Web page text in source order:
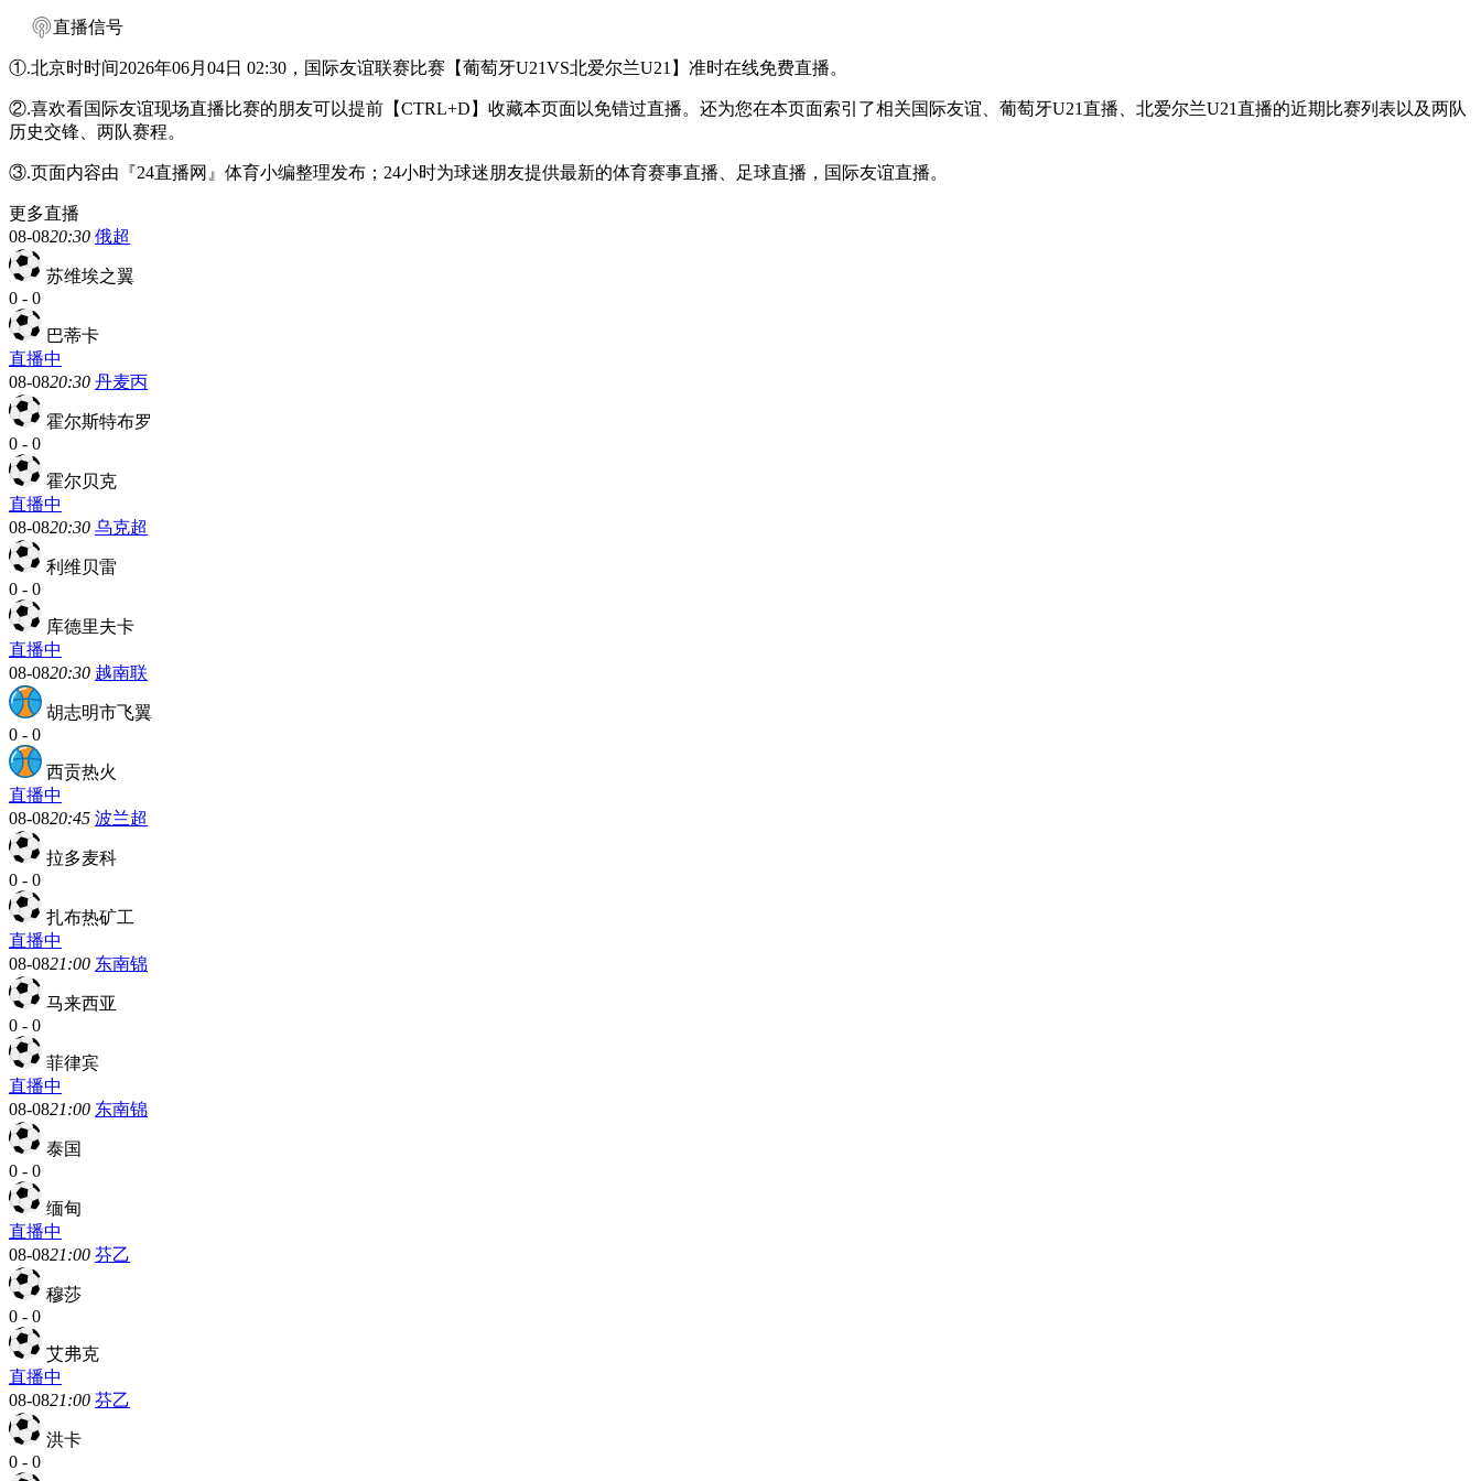
直播信号
①.北京时时间2026年06月04日 02:30，国际友谊联赛比赛【葡萄牙U21VS北爱尔兰U21】准时在线免费直播。
②.喜欢看国际友谊现场直播比赛的朋友可以提前【CTRL+D】收藏本页面以免错过直播。还为您在本页面索引了相关国际友谊、葡萄牙U21直播、北爱尔兰U21直播的近期比赛列表以及两队
历史交锋、两队赛程。
③.页面内容由『24直播网』体育小编整理发布；24小时为球迷朋友提供最新的体育赛事直播、足球直播，国际友谊直播。
更多直播
08-0820:30 俄超
苏维埃之翼
0 - 0
巴蒂卡
直播中
08-0820:30 丹麦丙
霍尔斯特布罗
0 - 0
霍尔贝克
直播中
08-0820:30 乌克超
利维贝雷
0 - 0
库德里夫卡
直播中
08-0820:30 越南联
胡志明市飞翼
0 - 0
西贡热火
直播中
08-0820:45 波兰超
拉多麦科
0 - 0
扎布热矿工
直播中
08-0821:00 东南锦
马来西亚
0 - 0
菲律宾
直播中
08-0821:00 东南锦
泰国
0 - 0
缅甸
直播中
08-0821:00 芬乙
穆莎
0 - 0
艾弗克
直播中
08-0821:00 芬乙
洪卡
0 - 0